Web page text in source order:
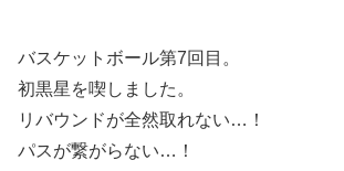
バスケットボール第7回目。
初黒星を喫しました。
リバウンドが全然取れない…！
パスが繋がらない…！